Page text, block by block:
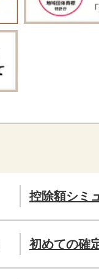
控除額シミ
初めての確